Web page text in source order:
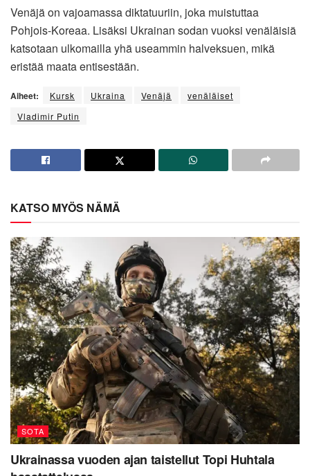
Venäjä on vajoamassa diktatuuriin, joka muistuttaa
Pohjois-Koreaa. Lisäksi Ukrainan sodan vuoksi venäläisiä
katsotaan ulkomailla yhä useammin halveksuen, mikä
eristää maata entisestään.
Aiheet: Kursk Ukraina Venäjä
venäläiset
Vladimir Putin
KATSO MYÖS NÄMÄ
SOTA
Ukrainassa vuoden ajan taistellut Topi Huhtala